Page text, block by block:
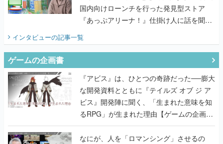
国内向けローンチを行った発見型ストア
『あっぷアリーナ！』仕掛け人に話を聞い
てみた
インタビューの記事一覧
ゲームの企画書
『アビス』は、ひとつの奇跡だった──膨大
な開発資料とともに『テイルズ オブ ジ ア
ビス』開発陣に聞く、「生まれた意味を知
るRPG」が生まれた理由【ゲームの企画
書】
なにが、人を「ロマンシング」させるの